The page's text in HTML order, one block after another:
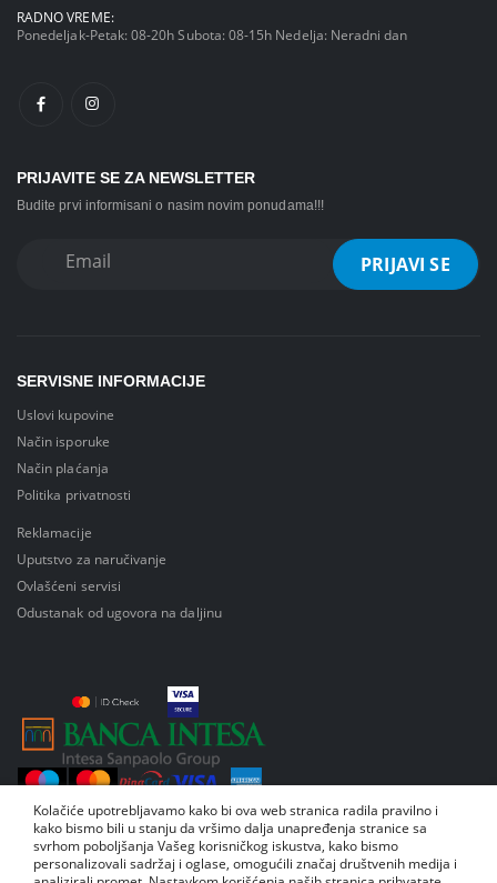
RADNO VREME:
Ponedeljak-Petak: 08-20h Subota: 08-15h Nedelja: Neradni dan
PRIJAVITE SE ZA NEWSLETTER
Budite prvi informisani o nasim novim ponudama!!!
SERVISNE INFORMACIJE
Uslovi kupovine
Način isporuke
Način plaćanja
Politika privatnosti
Reklamacije
Uputstvo za naručivanje
Ovlašćeni servisi
Odustanak od ugovora na daljinu
Kolačiće upotrebljavamo kako bi ova web stranica radila pravilno i
kako bismo bili u stanju da vršimo dalja unapređenja stranice sa
svrhom poboljšanja Vašeg korisničkog iskustva, kako bismo
personalizovali sadržaj i oglase, omogućili značaj društvenih medija i